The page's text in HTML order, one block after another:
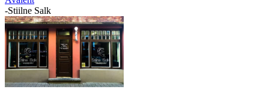
-Stiilne Salk